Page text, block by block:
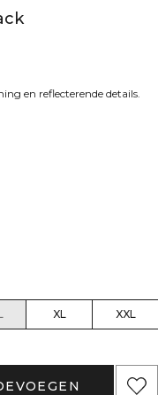
en reflecterende details.
XL XXL